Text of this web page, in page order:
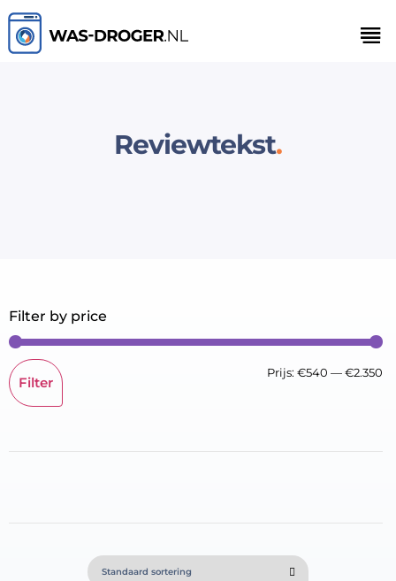
Reviewtekst
Filter by price
Filter
Prijs: €540 —€2.350